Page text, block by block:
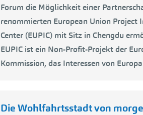
Forum die Möglichkeit einer
renommierten European Union Project
Center (EUPIC) mit Sitz in Chengdu
EUPIC ist ein Non-Profit-Projekt der
Kommission, das Interessen von
Die Wohlfahrtsstadt von